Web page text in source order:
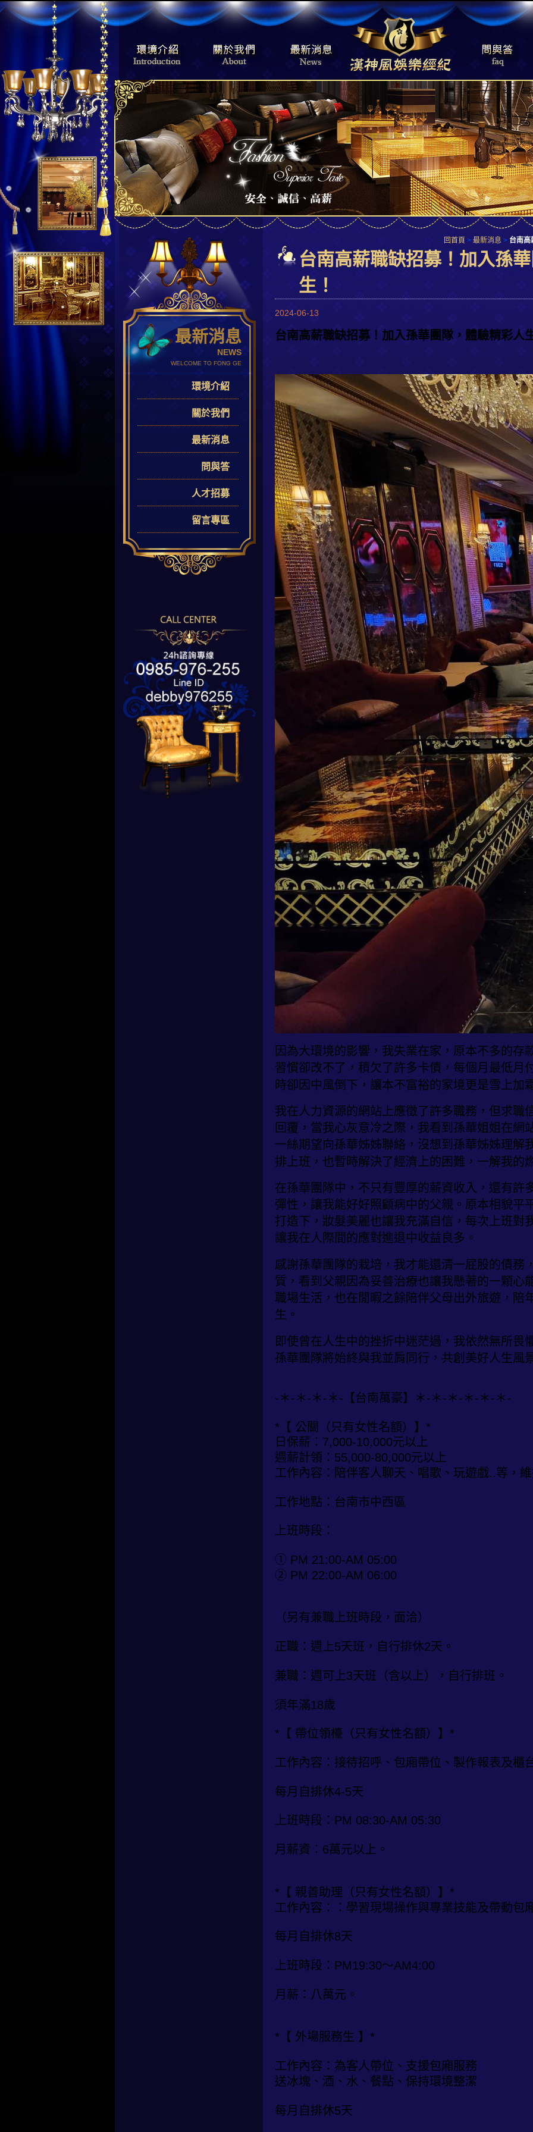
最新消息
NEWS
WELCOME TO FONG GE
環境介紹
關於我們
最新消息
問與答
人才招募
留言專區
回首頁 > 最新消息 > 台南高
台南高薪職缺招募！加入孫
生！
2024-06-13
台南高薪職缺招募！加入孫華團隊，體驗精彩人
因為大環境的影響，我失業在家，原本不多的存
習慣卻改不了，積欠了許多卡債，每個月最低月
時卻因中風倒下，讓本不富裕的家境更是雪上加
我在人力資源的網站上應徵了許多職務，但求職
回覆，當我心灰意冷之際，我看到孫華姐姐在網
一絲期望向孫華姊姊聯絡，沒想到孫華姊姊理解
排上班，也暫時解決了經濟上的困難，一解我的
在孫華團隊中，不只有豐厚的薪資收入，還有許
彈性，讓我能好好照顧病中的父親。原本相貌平
打造下，妝髮美麗也讓我充滿自信，每次上班對
讓我在人際間的應對進退中收益良多。
感謝孫華團隊的栽培，我才能還清一屁股的債務
質，看到父親因為妥善治療也讓我懸著的一顆心
職場生活，也在閒暇之餘陪伴父母出外旅遊，陪
生。
即使曾在人生中的挫折中迷茫過，我依然無所畏
孫華團隊將始終與我並肩同行，共創美好人生風
-＊-＊-＊-＊-【台南萬豪】＊-＊-＊-＊-＊-＊-
*【 公關（只有女性名額）】*
日保薪：7,000-10,000元以上
週薪計領：55,000-80,000元以上
工作內容：陪伴客人聊天、唱歌、玩遊戲..等，
工作地點：台南市中西區
上班時段：
① PM 21:00-AM 05:00
② PM 22:00-AM 06:00
（另有兼職上班時段，面洽）
正職：週上5天班，自行排休2天。
兼職：週可上3天班（含以上），自行排班。
須年滿18歲
*【 帶位領檯（只有女性名額）】*
工作內容：接待招呼、包廂帶位、製作報表及櫃
每月自排休4-5天
上班時段：PM 08:30-AM 05:30
月薪資：6萬元以上。
*【 親善助理（只有女性名額）】*
工作內容：：學習現場操作與專業技能及帶動包
每月自排休8天
上班時段：PM19:30～AM4:00
月薪：八萬元。
*【 外場服務生 】*
工作內容：為客人帶位、支援包廂服務
送冰塊、酒、水、餐點、保持環境整潔
每月自排休5天